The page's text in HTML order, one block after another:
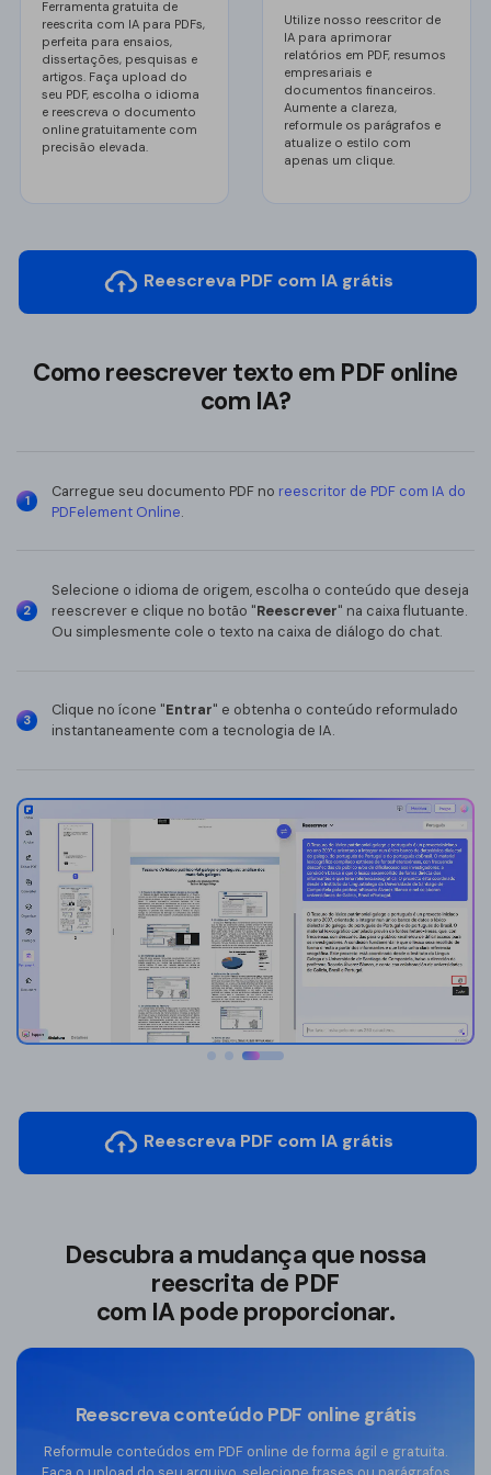
O novo PDFelement：
mais inteligente,
simples. Mais inteligente, mais rápido, mais fácil.
Baixe Grátis
Img para PDF
PUB para PDF
Organizar PDF
Reorganizar
Dividir PDF
Extrair imagens
Redigir PDF
Ferramentas de imagem
Girar Img
Img para Img
Ferramentas de IA
Traduzir PDF
Chat com PDF
Leitor de PDF
Detector de IA
Resumir PDF
Ferramenta gratuita de
reescrita com IA para PDFs,
perfeita para ensaios,
dissertações, pesquisas e
artigos. Faça upload do
seu PDF, escolha o idioma
e reescreva o documento
online gratuitamente com
precisão elevada.
Utilize nosso reescritor de
IA para aprimorar
relatórios em PDF, resumos
empresariais e
documentos financeiros.
Aumente a clareza,
reformule os parágrafos e
atualize o estilo com
apenas um clique.
Reescreva PDF com IA grátis
Como reescrever texto em PDF online
com IA?
1
Carregue seu documento PDF no reescritor de PDF com IA do
PDFelement Online.
2
Selecione o idioma de origem, escolha o conteúdo que deseja
reescrever e clique no botão "Reescrever" na caixa flutuante.
Ou simplesmente cole o texto na caixa de diálogo do chat.
3
Clique no ícone "Entrar" e obtenha o conteúdo reformulado
instantaneamente com a tecnologia de IA.
Reescreva PDF com IA grátis
Descubra a mudança que nossa
reescrita de PDF
com IA pode proporcionar.
Reescreva conteúdo PDF online grátis
Reformule conteúdos em PDF online de forma ágil e gratuita.